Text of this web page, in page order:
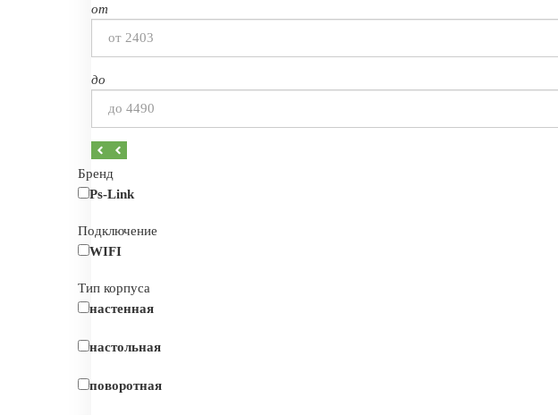
от
до
Бренд
Ps-Link
Подключение
WIFI
Тип корпуса
настенная
настольная
поворотная